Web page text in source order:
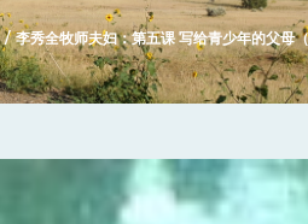
/李秀全牧师夫妇：第五课 写给青少年的父母